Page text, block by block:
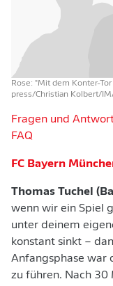
Rose: "Mit dem Konter-
press/Christian Kolbert/
Fragen und
FAQ
FC Bayern
Thomas Tuchel
wenn wir ein Spiel
unter deinem
konstant sinkt –
Anfangsphase war
zu führen. Nach 30